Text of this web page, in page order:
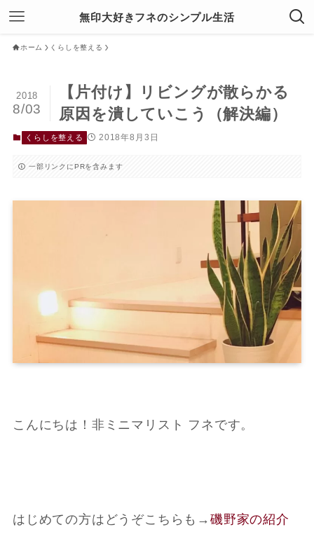
無印大好きフネのシンプル生活
ホーム くらしを整える
【片付け】リビングが散らかる
原因を潰していこう（解決編）
2018
8/03
くらしを整える 2018年8月3日
一部リンクにPRを含みます
こんにちは！非ミニマリスト フネです。
はじめての方はどうぞこちらも →磯野家の紹介